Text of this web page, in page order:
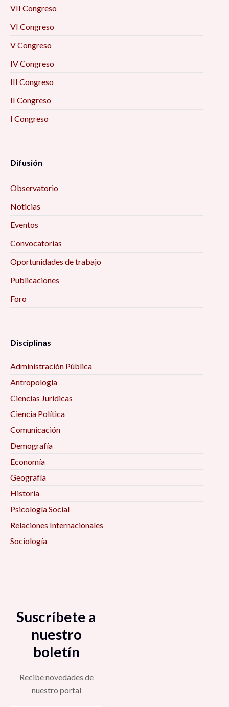
VII Congreso
VI Congreso
V Congreso
IV Congreso
III Congreso
II Congreso
I Congreso
Difusión
Observatorio
Noticias
Eventos
Convocatorias
Oportunidades de trabajo
Publicaciones
Foro
Disciplinas
Administración Pública
Antropología
Ciencias Jurídicas
Ciencia Política
Comunicación
Demografía
Economía
Geografía
Historia
Psicología Social
Relaciones Internacionales
Sociología
Suscríbete a
nuestro
boletín
Recibe novedades de
nuestro portal